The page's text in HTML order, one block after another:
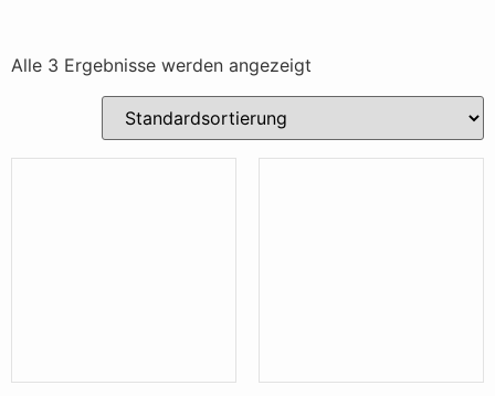
Alle 3 Ergebnisse werden angezeigt